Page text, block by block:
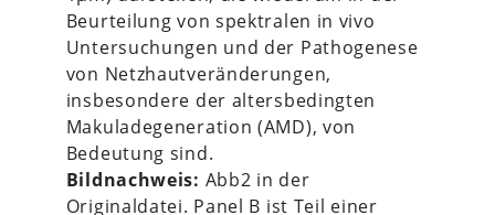
Beurteilung von spektralen in vivo
Untersuchungen und der Pathogenese
von Netzhautveränderungen,
insbesondere der altersbedingten
Makuladegeneration (AMD), von
Bedeutung sind.
Bildnachweis: Abb2 in der
Originaldatei. Panel B ist Teil einer